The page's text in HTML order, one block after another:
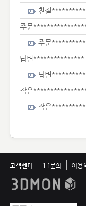
친절
주문
주문
답변***************
답변
작은
작은
고객센터 1:1문의 이용